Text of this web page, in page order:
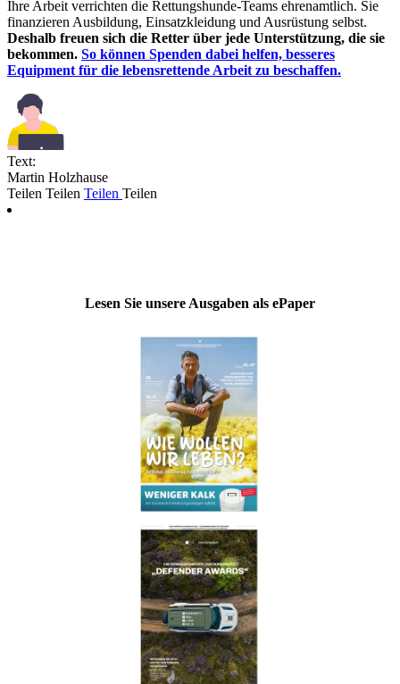
Ihre Arbeit verrichten die Rettungshunde-Teams ehrenamtlich. Sie
finanzieren Ausbildung, Einsatzkleidung und Ausrüstung selbst.
Deshalb freuen sich die Retter über jede Unterstützung, die sie
bekommen. So können Spenden dabei helfen, besseres
Equipment für die lebensrettende Arbeit zu beschaffen.
Text:
Martin Holzhause
Teilen Teilen Teilen Teilen
Lesen Sie unsere Ausgaben als ePaper